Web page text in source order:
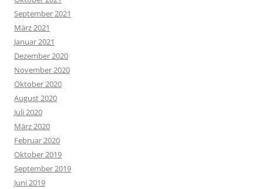
September 2021
März 2021
Januar 2021
Dezember 2020
November 2020
Oktober 2020
August 2020
Juli 2020
März 2020
Februar 2020
Oktober 2019
September 2019
Juni 2019